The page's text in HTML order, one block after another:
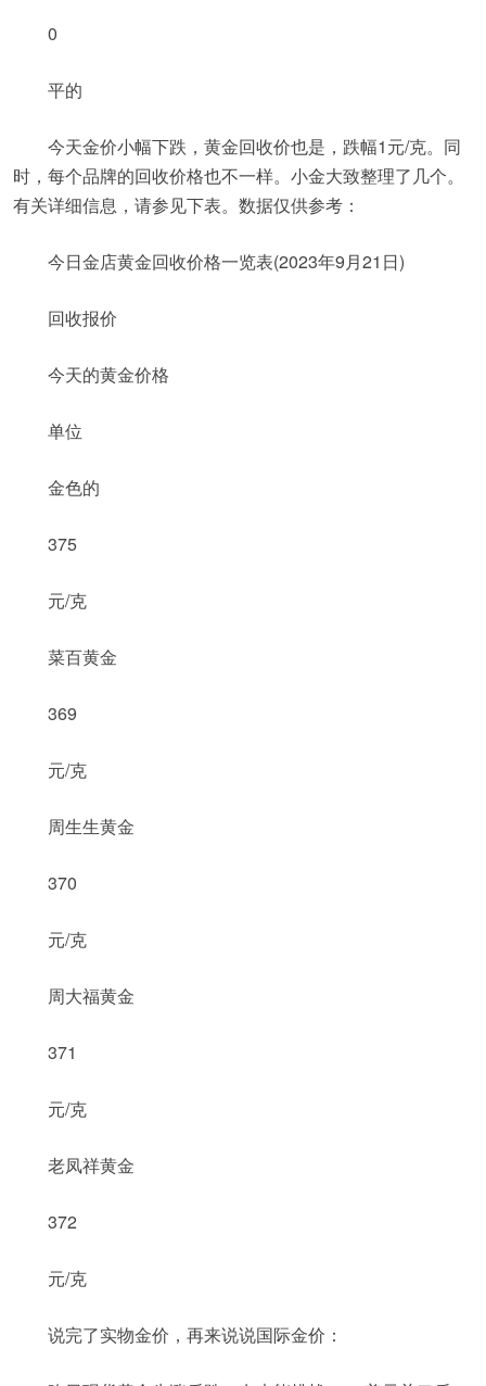
0
平的
今天金价小幅下跌，黄金回收价也是，跌幅1元/克。同
时，每个品牌的回收价格也不一样。小金大致整理了几个。
有关详细信息，请参见下表。数据仅供参考：
今日金店黄金回收价格一览表(2023年9月21日)
回收报价
今天的黄金价格
单位
金色的
375
元/克
菜百黄金
369
元/克
周生生黄金
370
元/克
周大福黄金
371
元/克
老凤祥黄金
372
元/克
说完了实物金价，再来说说国际金价：